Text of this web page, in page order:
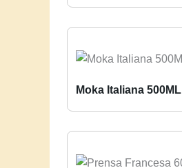
Moka Italiana 500ML